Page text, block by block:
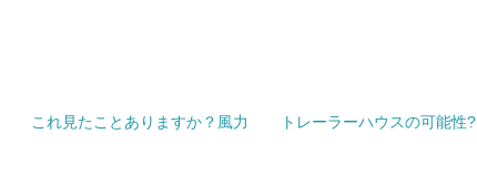
これ見たことありますか？風力 トレーラーハウスの可能性?